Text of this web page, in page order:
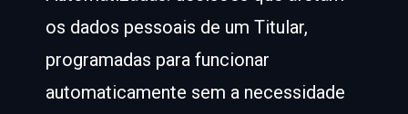
os dados pessoais de um Titular,
programadas para funcionar
automaticamente sem a necessidade